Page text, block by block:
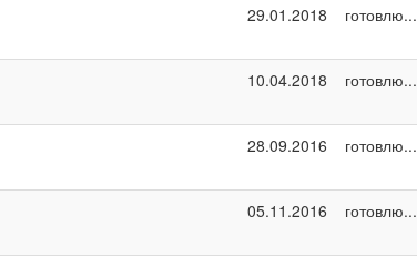
29.01.2018 готовлю...
10.04.2018 готовлю...
28.09.2016 готовлю...
05.11.2016 готовлю...